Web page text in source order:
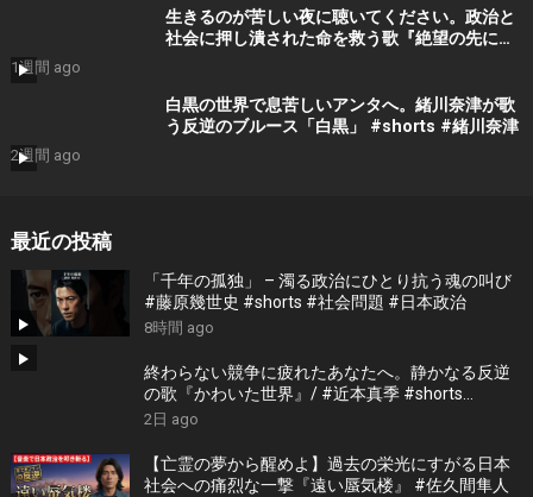
生きるのが苦しい夜に聴いてください。政治と
社会に押し潰された命を救う歌『絶望の先に』
1週間 ago
白黒の世界で息苦しいアンタへ。緒川奈津が歌
う反逆のブルース「白黒」 #shorts #緒川奈津
2週間 ago
最近の投稿
「千年の孤独」 – 濁る政治にひとり抗う魂の叫び
#藤原幾世史 #shorts #社会問題 #日本政治
8時間 ago
終わらない競争に疲れたあなたへ。静かなる反逆
の歌『かわいた世界』/ #近本真季 #shorts
#music
2日 ago
【亡霊の夢から醒めよ】過去の栄光にすがる日本
社会への痛烈な一撃『遠い蜃気楼』 #佐久間隼人